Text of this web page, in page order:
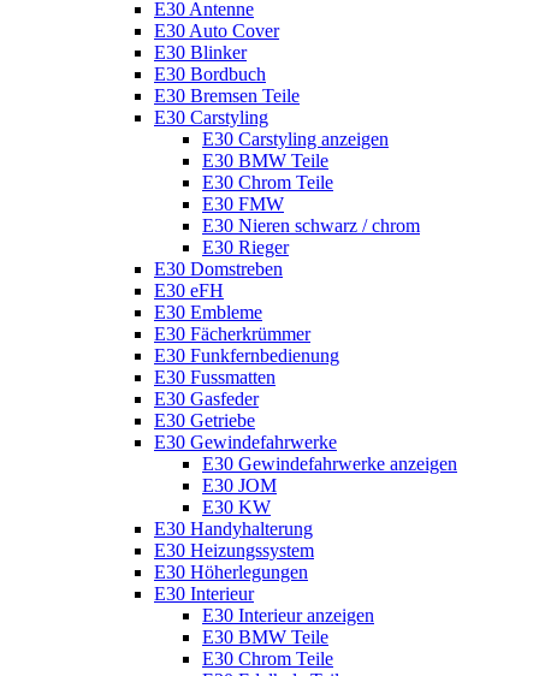
E30 Antenne
E30 Auto Cover
E30 Blinker
E30 Bordbuch
E30 Bremsen Teile
E30 Carstyling
E30 Carstyling anzeigen
E30 BMW Teile
E30 Chrom Teile
E30 FMW
E30 Nieren schwarz / chrom
E30 Rieger
E30 Domstreben
E30 eFH
E30 Embleme
E30 Fächerkrümmer
E30 Funkfernbedienung
E30 Fussmatten
E30 Gasfeder
E30 Getriebe
E30 Gewindefahrwerke
E30 Gewindefahrwerke anzeigen
E30 JOM
E30 KW
E30 Handyhalterung
E30 Heizungssystem
E30 Höherlegungen
E30 Interieur
E30 Interieur anzeigen
E30 BMW Teile
E30 Chrom Teile